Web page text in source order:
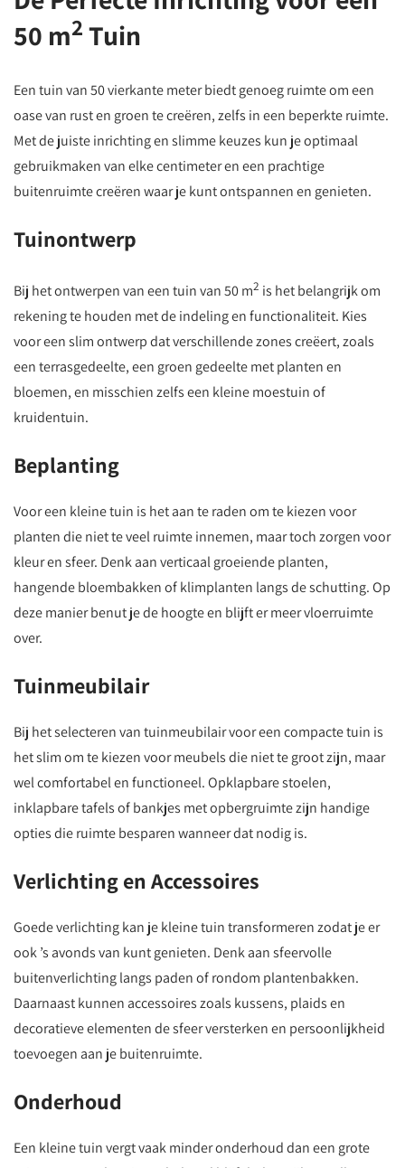
50 m2 Tuin
Een tuin van 50 vierkante meter biedt genoeg ruimte om een
oase van rust en groen te creëren, zelfs in een beperkte ruimte.
Met de juiste inrichting en slimme keuzes kun je optimaal
gebruikmaken van elke centimeter en een prachtige
buitenruimte creëren waar je kunt ontspannen en genieten.
Tuinontwerp
Bij het ontwerpen van een tuin van 50 m2 is het belangrijk om
rekening te houden met de indeling en functionaliteit. Kies
voor een slim ontwerp dat verschillende zones creëert, zoals
een terrasgedeelte, een groen gedeelte met planten en
bloemen, en misschien zelfs een kleine moestuin of
kruidentuin.
Beplanting
Voor een kleine tuin is het aan te raden om te kiezen voor
planten die niet te veel ruimte innemen, maar toch zorgen voor
kleur en sfeer. Denk aan verticaal groeiende planten,
hangende bloembakken of klimplanten langs de schutting. Op
deze manier benut je de hoogte en blijft er meer vloerruimte
over.
Tuinmeubilair
Bij het selecteren van tuinmeubilair voor een compacte tuin is
het slim om te kiezen voor meubels die niet te groot zijn, maar
wel comfortabel en functioneel. Opklapbare stoelen,
inklapbare tafels of bankjes met opbergruimte zijn handige
opties die ruimte besparen wanneer dat nodig is.
Verlichting en Accessoires
Goede verlichting kan je kleine tuin transformeren zodat je er
ook ’s avonds van kunt genieten. Denk aan sfeervolle
buitenverlichting langs paden of rondom plantenbakken.
Daarnaast kunnen accessoires zoals kussens, plaids en
decoratieve elementen de sfeer versterken en persoonlijkheid
toevoegen aan je buitenruimte.
Onderhoud
Een kleine tuin vergt vaak minder onderhoud dan een grote